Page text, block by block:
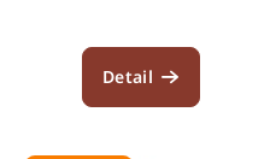
Detail